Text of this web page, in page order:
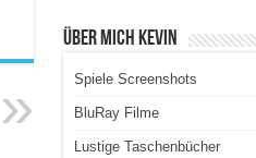
Über Mich Kevin
Spiele Screenshots
BluRay Filme
Lustige Taschenbücher